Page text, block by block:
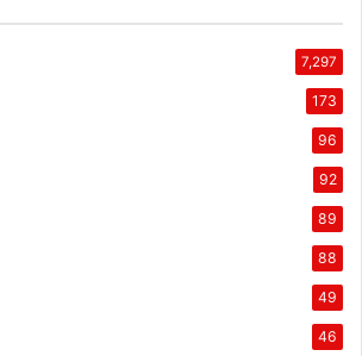
7,297
173
96
92
89
88
49
46